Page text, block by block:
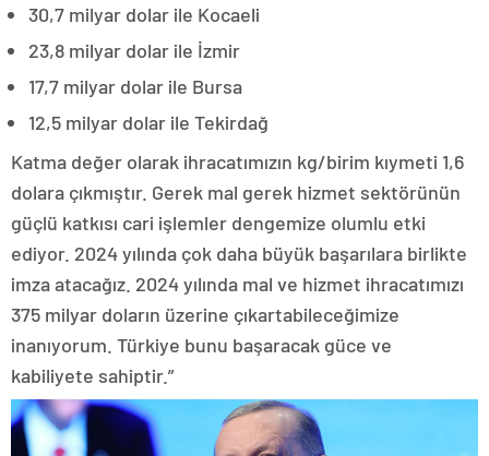
30,7 milyar dolar ile Kocaeli
23,8 milyar dolar ile İzmir
17,7 milyar dolar ile Bursa
12,5 milyar dolar ile Tekirdağ
Katma değer olarak ihracatımızın kg/birim kıymeti 1,6
dolara çıkmıştır. Gerek mal gerek hizmet sektörünün
güçlü katkısı cari işlemler dengemize olumlu etki
ediyor. 2024 yılında çok daha büyük başarılara birlikte
imza atacağız. 2024 yılında mal ve hizmet ihracatımızı
375 milyar doların üzerine çıkartabileceğimize
inanıyorum. Türkiye bunu başaracak güce ve
kabiliyete sahiptir.”